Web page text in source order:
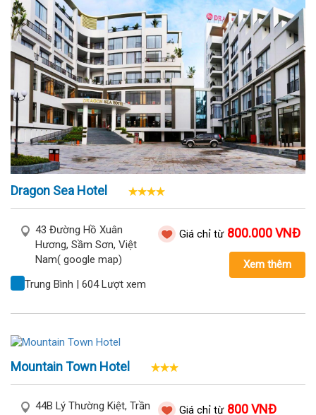
Dragon Sea Hotel
43 Đường Hồ Xuân
Hương, Sầm Sơn, Việt
Nam( google map)
Trung Bình | 604 Lượt xem
Giá chỉ từ 800.000 VNĐ
Xem thêm
Mountain Town Hotel
44B Lý Thường Kiệt, Trần
Giá chỉ từ 800 VNĐ